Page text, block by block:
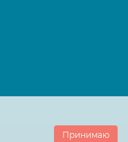
Принимаю